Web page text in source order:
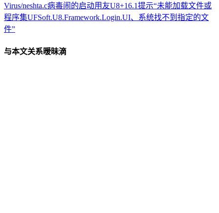
Virus/neshta.c病毒闹的启动用友U8+16.1提示“未能加载文件或
程序集UFSoft.U8.Framework.Login.UI、系统找不到指定的文
件”
与本文关系暧昧滴